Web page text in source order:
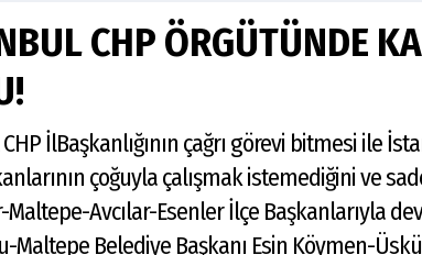
CHP ÖRGÜTÜNDE
İlBaşkanlığının çağrı görevi bitmesi ile
çoğuyla çalışmak istemediğini ve
Avcılar-Esenler İlçe Başkanlarıyla
Maltepe Belediye Başkanı Esin Köymen-